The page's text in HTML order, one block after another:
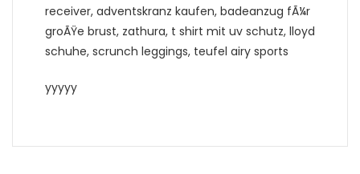
receiver, adventskranz kaufen, badeanzug fÃ¼r
groÃŸe brust, zathura, t shirt mit uv schutz, lloyd
schuhe, scrunch leggings, teufel airy sports
yyyyy